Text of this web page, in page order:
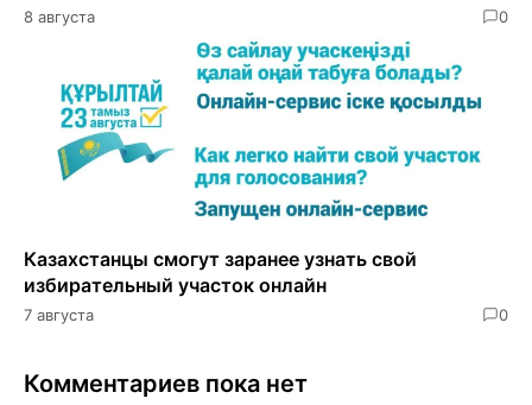
8 августа 0
Казахстанцы смогут заранее узнать свой
избирательный участок онлайн
7 августа 0
Комментариев пока нет